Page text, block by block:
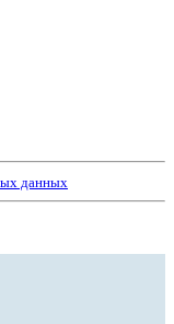
данных